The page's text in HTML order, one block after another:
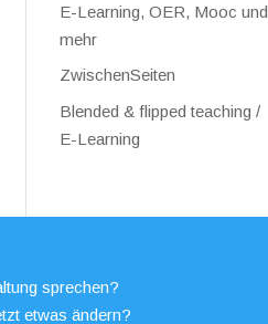
E-Learning, OER, Mooc und
mehr
ZwischenSeiten
Blended & flipped teaching /
E-Learning
sprechen?
etwas ändern?